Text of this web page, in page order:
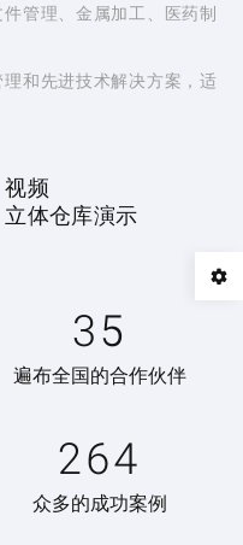
管理、金属加工、医药制
和先进技术解决方案，适
视频
立体仓库演示
35
遍布全国的合作伙伴
264
众多的成功案例